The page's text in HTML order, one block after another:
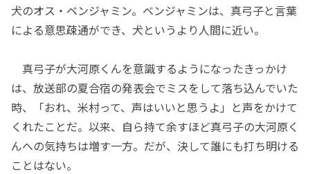
犬のオス・ベンジャミン。ベンジャミンは、真弓子と言葉
による意思疎通ができ、犬というより人間に近い。
真弓子が大河原くんを意識するようになったきっかけ
は、放送部の夏合宿の発表会でミスをして落ち込んでいた
時、「おれ、米村って、声はいいと思うよ」と声をかけて
くれたことだ。以来、自ら持て余すほど真弓子の大河原く
んへの気持ちは増す一方。だが、決して誰にも打ち明ける
ことはない。